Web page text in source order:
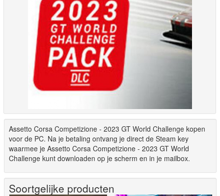
Assetto Corsa Competizione - 2023 GT World Challenge kopen
voor de PC. Na je betaling ontvang je direct de Steam key
waarmee je Assetto Corsa Competizione - 2023 GT World
Challenge kunt downloaden op je scherm en in je mailbox.
Soortgelijke producten